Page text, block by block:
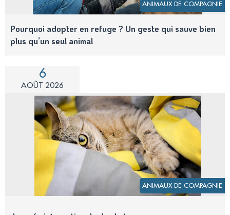
ANIMAUX DE COMPAGNIE
Pourquoi adopter en refuge ? Un geste qui sauve bien
plus qu’un seul animal
6
AOÛT 2026
ANIMAUX DE COMPAGNIE